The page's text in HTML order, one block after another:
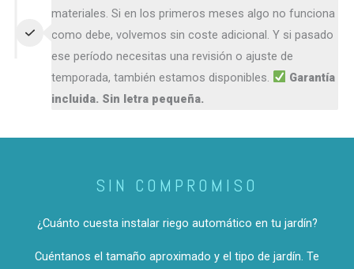
materiales. Si en los primeros meses algo no funciona
como debe, volvemos sin coste adicional. Y si pasado
ese período necesitas una revisión o ajuste de
temporada, también estamos disponibles.
Garantía
incluida. Sin letra pequeña.
SIN COMPROMISO
¿Cuánto cuesta instalar riego automático en tu jardín?
Cuéntanos el tamaño aproximado y el tipo de jardín. Te